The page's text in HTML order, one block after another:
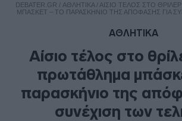
DEBATER.GR / ΑΘΛΗΤΙΚΑ/ ΑΊΣΙΟ ΤΈΛΟΣ ΣΤΟ
ΜΠΆΣΚΕΤ – ΤΟ ΠΑΡΑΣΚΉΝΙΟ ΤΗΣ ΑΠΌΦΑΣΗΣ ΓΙΑ
ΑΘΛΗΤΙΚΑ
Αίσιο τέλος στο
πρωτάθλημα
παρασκήνιο της
συνέχιση των